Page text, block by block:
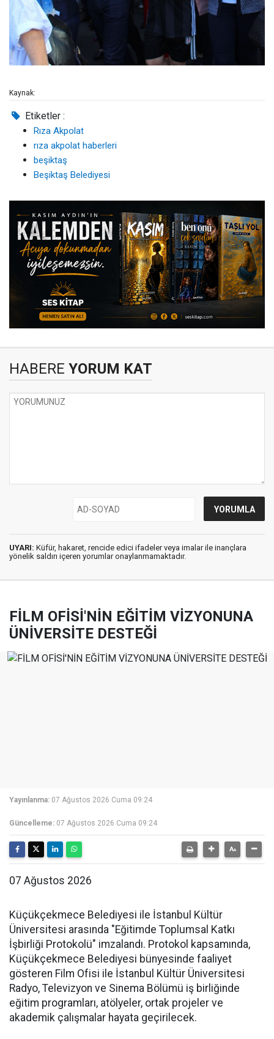
Kaynak:
Etiketler :
Rıza Akpolat
rıza akpolat haberleri
beşiktaş
Beşiktaş Belediyesi
HABERE YORUM KAT
UYARI: Küfür, hakaret, rencide edici ifadeler veya imalar ile inançlara
yönelik saldırı içeren yorumlar onaylanmamaktadır.
FİLM OFİSİ'NİN EĞİTİM VİZYONUNA
ÜNİVERSİTE DESTEĞİ
Yayınlanma: 07 Ağustos 2026 Cuma 09:24
Güncelleme: 07 Ağustos 2026 Cuma 09:24
07 Ağustos 2026
Küçükçekmece Belediyesi ile İstanbul Kültür
Üniversitesi arasında "Eğitimde Toplumsal Katkı
İşbirliği Protokolü" imzalandı. Protokol kapsamında,
Küçükçekmece Belediyesi bünyesinde faaliyet
gösteren Film Ofisi ile İstanbul Kültür Üniversitesi
Radyo, Televizyon ve Sinema Bölümü iş birliğinde
eğitim programları, atölyeler, ortak projeler ve
akademik çalışmalar hayata geçirilecek.